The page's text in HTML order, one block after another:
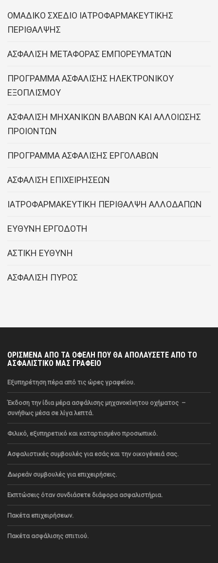
ΟΜΑΔΙΚΟ ΣΧΕΔΙΟ ΙΑΤΡΟΦΑΡΜΑΚΕΥΤΙΚΗΣ
ΠΕΡΙΘΑΛΨΗΣ
ΑΣΦΑΛΙΣΗ ΜΕΤΑΦΟΡΑΣ ΕΜΠΟΡΕΥΜΑΤΩΝ
ΠΡΟΓΡΑΜΜΑ ΑΣΦΑΛΙΣΗΣ ΗΛΕΚΤΡΟΝΙΚΟΥ
ΕΞΟΠΛΙΣΜΟΥ
ΑΣΦΑΛΙΣΗ ΜΗΧΑΝΙΚΩΝ ΒΛΑΒΩΝ ΚΑΙ ΑΛΛΟΙΩΣΗΣ
ΠΡΟΙΟΝΤΩΝ
ΠΡΟΓΡΑΜΜΑ ΑΣΦΑΛΙΣΗΣ ΕΡΓΟΛΑΒΩΝ
ΑΣΦΑΛΙΣΗ ΕΠΙΧΕΙΡΗΣΕΩΝ
ΙΑΤΡΟΦΑΡΜΑΚΕΥΤΙΚΗ ΠΕΡΙΘΑΛΨΗ ΑΛΛΟΔΑΠΩΝ
ΕΥΘΥΝΗ ΕΡΓΟΔΟΤΗ
ΑΣΤΙΚΗ ΕΥΘΥΝΗ
ΑΣΦΑΛΙΣΗ ΠΥΡΟΣ
ΟΡΙΣΜΕΝΑ ΑΠΟ ΤΑ ΟΦΕΛΗ ΠΟΥ ΘΑ ΑΠΟΛΑΥΣΕΤΕ ΑΠΟ ΤΟ
ΑΣΦΑΛΙΣΤΙΚΟ ΜΑΣ ΓΡΑΦΕΙΟ
Εξυπηρέτηση πέρα από τις ώρες γραφείου.
Έκδοση την ίδια μέρα ασφάλισης μηχανοκίνητου οχήματος –
συνήθως μέσα σε λίγα λεπτά.
Φιλικό, εξυπηρετικό και καταρτισμένο προσωπικό.
Ασφαλιστικές συμβουλές για εσάς και την οικογένειά σας.
Δωρεάν συμβουλές για επιχειρήσεις.
Εκπτώσεις όταν συνδιάσετε διάφορα ασφαλιστήρια.
Πακέτα επιχειρήσεων.
Πακέτα ασφάλισης σπιτιού.